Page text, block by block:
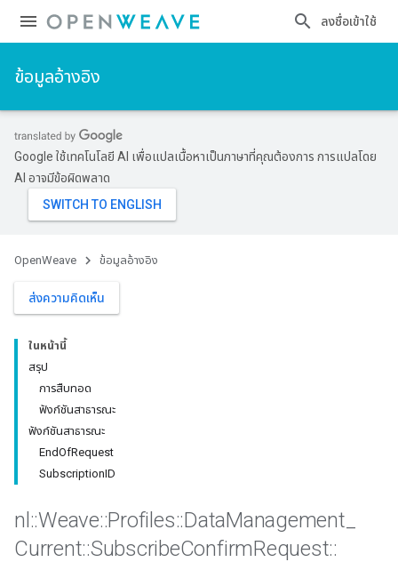
ลงชื่อเข้าใช้
ข้อมูลอ้างอิง
Google ใช้เทคโนโลยี AI เพื่อแปลเนื้อหาเป็นภาษาที่คุณต้องการ การแปลโดย
AI อาจมีข้อผิดพลาด
OpenWeave ข้อมูลอ้างอิง
ส่งความคิดเห็น
ในหน้านี้
สรุป
การสืบทอด
ฟังก์ชันสาธารณะ
ฟังก์ชันสาธารณะ
EndOfRequest
SubscriptionID
nl ::Weave::Profiles::DataManagement
Current::SubscribeConfirmRequest::